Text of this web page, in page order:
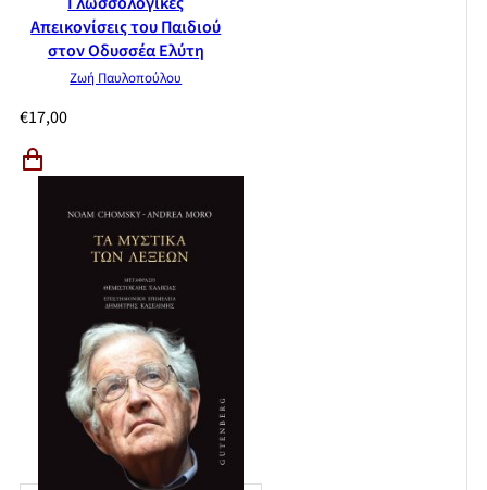
Απεικονίσεις του Παιδιού
στον Οδυσσέα Ελύτη
Ζωή Παυλοπούλου
€17,00